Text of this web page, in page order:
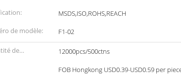
MSDS,ISO,ROHS,REACH
de modèle:
F1-02
de
min:
12000pcs/500ctns
FOB Hongkong USD0.39-USD0.59 per